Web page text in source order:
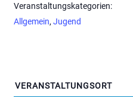
Veranstaltungskategorien:
Allgemein, Jugend
VERANSTALTUNGSORT